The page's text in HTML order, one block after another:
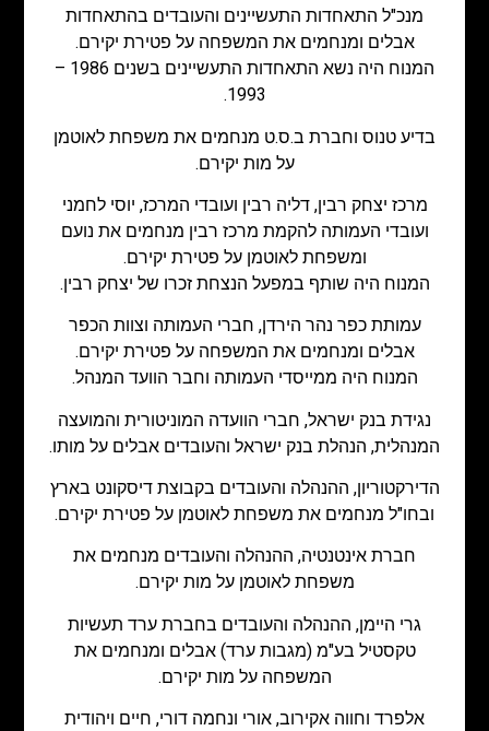
מנכ"ל התאחדות התעשיינים והעובדים בהתאחדות
אבלים ומנחמים את המשפחה על פטירת יקירם.
המנוח היה נשא התאחדות התעשיינים בשנים 1986 –
1993.
בדיע טנוס וחברת ב.ס.ט מנחמים את משפחת לאוטמן
על מות יקירם.
מרכז יצחק רבין, דליה רבין ועובדי המרכז, יוסי לחמני
ועובדי העמותה להקמת מרכז רבין מנחמים את נועם
ומשפחת לאוטמן על פטירת יקירם.
המנוח היה שותף במפעל הנצחת זכרו של יצחק רבין.
עמותת כפר נהר הירדן, חברי העמותה וצוות הכפר
אבלים ומנחמים את המשפחה על פטירת יקירם.
המנוח היה ממייסדי העמותה וחבר הוועד המנהל.
נגידת בנק ישראל, חברי הוועדה המוניטורית והמועצה
המנהלית, הנהלת בנק ישראל והעובדים אבלים על מותו.
הדירקטוריון, ההנהלה והעובדים בקבוצת דיסקונט בארץ
ובחו"ל מנחמים את משפחת לאוטמן על פטירת יקירם.
חברת אינטנטיה, ההנהלה והעובדים מנחמים את
משפחת לאוטמן על מות יקירם.
גרי היימן, ההנהלה והעובדים בחברת ערד תעשיות
טקסטיל בע"מ (מגבות ערד) אבלים ומנחמים את
המשפחה על מות יקירם.
אלפרד וחווה אקירוב, אורי ונחמה דורי, חיים ויהודית